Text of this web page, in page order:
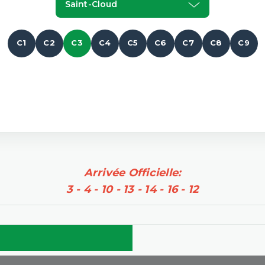
Saint-Cloud
C1 C2 C3 C4 C5 C6 C7 C8 C9
Arrivée Officielle:
3 - 4 - 10 - 13 - 14 - 16 - 12